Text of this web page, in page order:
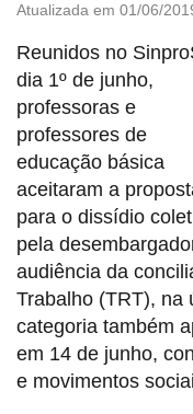
Atualizada em 01/06/
Reunidos no
dia 1º de junho,
professoras e
professores de
educação básica
aceitaram a
para o dissídio
pela
audiência da
Trabalho (TRT), na
categoria também
em 14 de junho,
e movimentos